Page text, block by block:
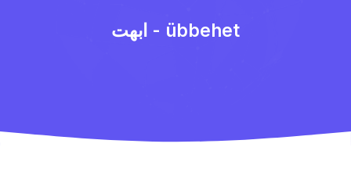
ابهت - übbehet